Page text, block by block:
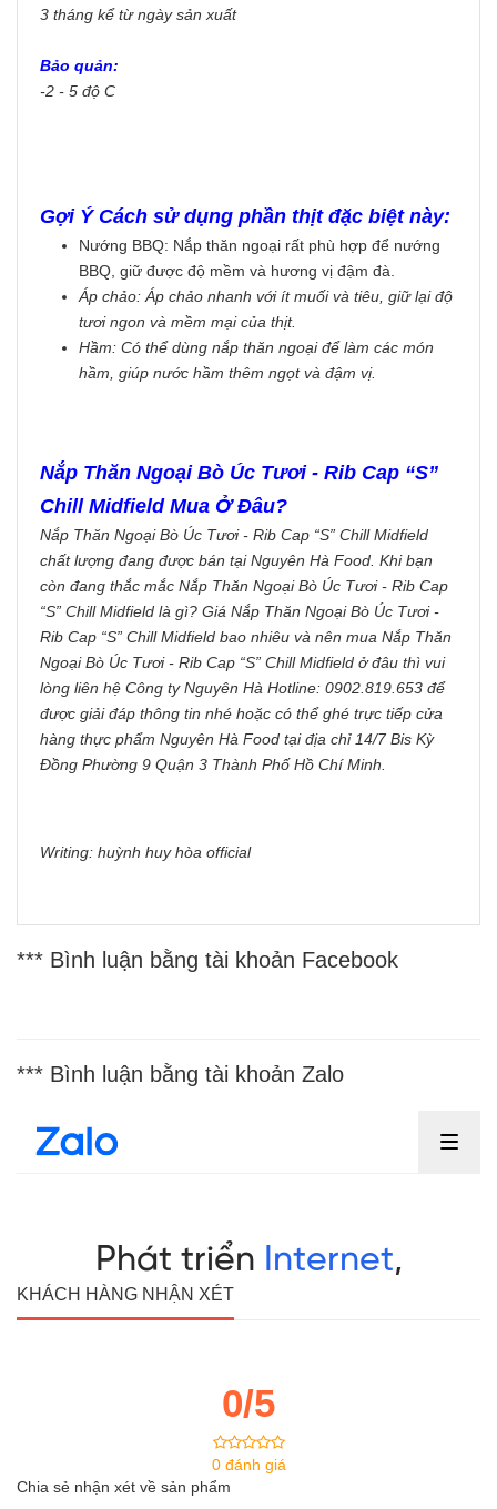
3 tháng kể từ ngày sản xuất
Bảo quản:
-2 - 5 độ C
Gợi Ý Cách sử dụng phần thịt đặc biệt này:
Nướng BBQ: Nắp thăn ngoại rất phù hợp để nướng
BBQ, giữ được độ mềm và hương vị đậm đà.
Áp chảo: Áp chảo nhanh với ít muối và tiêu, giữ lại độ
tươi ngon và mềm mại của thịt.
Hầm: Có thể dùng nắp thăn ngoại để làm các món
hầm, giúp nước hầm thêm ngọt và đậm vị.
Nắp Thăn Ngoại Bò Úc Tươi - Rib Cap “S”
Chill Midfield Mua Ở Đâu?
Nắp Thăn Ngoại Bò Úc Tươi - Rib Cap “S” Chill Midfield
chất lượng đang được bán tại Nguyên Hà Food. Khi bạn
còn đang thắc mắc Nắp Thăn Ngoại Bò Úc Tươi - Rib Cap
“S” Chill Midfield là gì? Giá Nắp Thăn Ngoại Bò Úc Tươi -
Rib Cap “S” Chill Midfield bao nhiêu và nên mua Nắp Thăn
Ngoại Bò Úc Tươi - Rib Cap “S” Chill Midfield ở đâu thì vui
lòng liên hệ Công ty Nguyên Hà Hotline: 0902.819.653 để
được giải đáp thông tin nhé hoặc có thể ghé trực tiếp cửa
hàng thực phẩm Nguyên Hà Food tại địa chỉ 14/7 Bis Kỳ
Đồng Phường 9 Quận 3 Thành Phố Hồ Chí Minh.
Writing: huỳnh huy hòa official
*** Bình luận bằng tài khoản Facebook
*** Bình luận bằng tài khoản Zalo
KHÁCH HÀNG NHẬN XÉT
0/5
0 đánh giá
Chia sẻ nhận xét về sản phẩm